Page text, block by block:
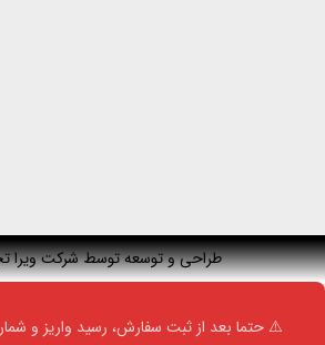
طراحی و توسعه توسط شرکت ویرا
⚠️ حتما بعد از ثبت سفارش، رسید واریز و